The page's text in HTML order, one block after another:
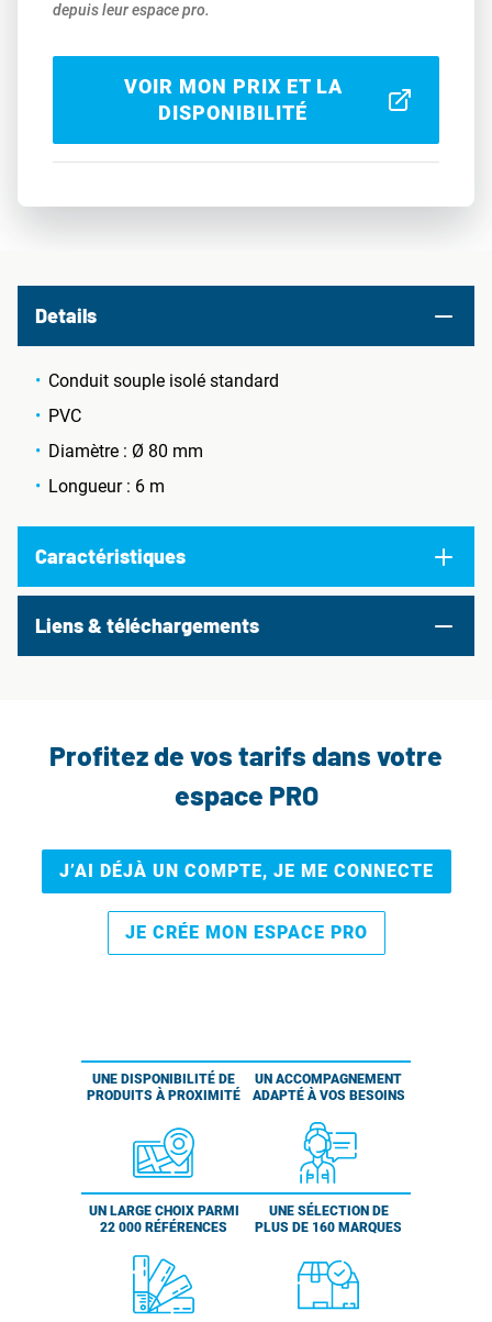
depuis leur espace pro.
VOIR MON PRIX ET LA
DISPONIBILITÉ
Details
Conduit souple isolé standard
PVC
Diamètre : Ø 80 mm
Longueur : 6 m
Caractéristiques
Liens & téléchargements
Profitez de vos tarifs dans votre
espace PRO
J’AI DÉJÀ UN COMPTE, JE ME CONNECTE
JE CRÉE MON ESPACE PRO
UNE DISPONIBILITÉ DE
PRODUITS À PROXIMITÉ
UN ACCOMPAGNEMENT
ADAPTÉ À VOS BESOINS
UN LARGE CHOIX PARMI
22 000 RÉFÉRENCES
UNE SÉLECTION DE
PLUS DE 160 MARQUES